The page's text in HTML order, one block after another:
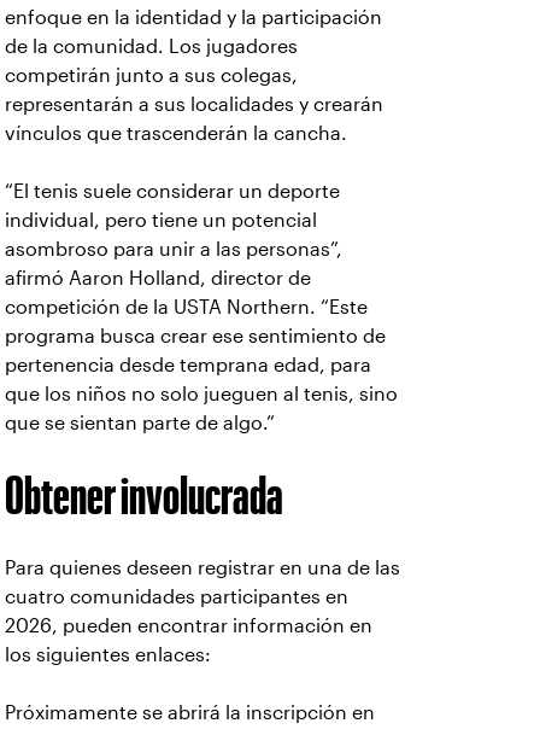
enfoque en la identidad y la participación
de la comunidad. Los jugadores
competirán junto a sus colegas,
representarán a sus localidades y crearán
vínculos que trascenderán la cancha.
“El tenis suele considerar un deporte
individual, pero tiene un potencial
asombroso para unir a las personas”,
afirmó Aaron Holland, director de
competición de la USTA Northern. “Este
programa busca crear ese sentimiento de
pertenencia desde temprana edad, para
que los niños no solo jueguen al tenis, sino
que se sientan parte de algo.”
Obtener involucrada
Para quienes deseen registrar en una de las
cuatro comunidades participantes en
2026, pueden encontrar información en
los siguientes enlaces:
Próximamente se abrirá la inscripción en